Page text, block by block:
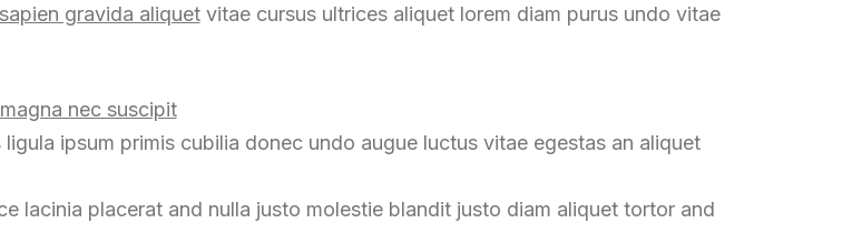
gravida aliquetvitae cursus ultrices aliquet lorem diam purus undo vitae
nec suscipit
ipsum primis cubilia donec undo augue luctus vitae egestas an aliquet
lacinia placerat and nulla justo molestie blandit justo diam aliquet tortor and